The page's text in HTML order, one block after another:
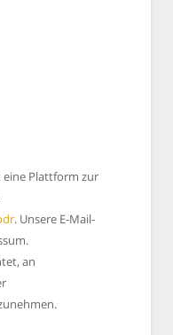
eine Plattform zur
. Unsere E-Mail-
an